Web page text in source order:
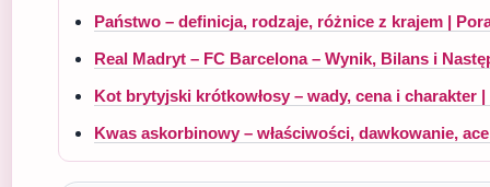
Państwo – definicja, rodzaje, różnice z krajem |
Real Madryt – FC Barcelona – Wynik, Bilans i
Kot brytyjski krótkowłosy – wady, cena i charakter
Kwas askorbinowy – właściwości, dawkowanie,